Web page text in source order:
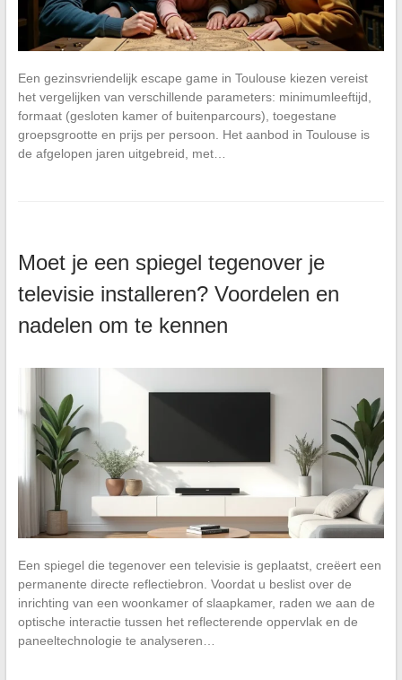
Een gezinsvriendelijk escape game in Toulouse kiezen vereist
het vergelijken van verschillende parameters: minimumleeftijd,
formaat (gesloten kamer of buitenparcours), toegestane
groepsgrootte en prijs per persoon. Het aanbod in Toulouse is
de afgelopen jaren uitgebreid, met…
Moet je een spiegel tegenover je
televisie installeren? Voordelen en
nadelen om te kennen
Een spiegel die tegenover een televisie is geplaatst, creëert een
permanente directe reflectiebron. Voordat u beslist over de
inrichting van een woonkamer of slaapkamer, raden we aan de
optische interactie tussen het reflecterende oppervlak en de
paneeltechnologie te analyseren…